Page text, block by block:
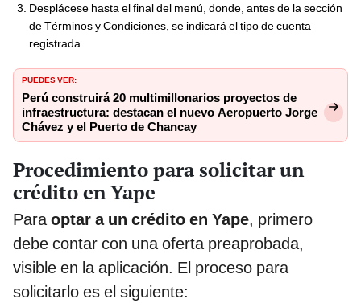
Desplácese hasta el final del menú, donde, antes de la sección
de Términos y Condiciones, se indicará el tipo de cuenta
registrada.
PUEDES VER:
Perú construirá 20 multimillonarios proyectos de
infraestructura: destacan el nuevo Aeropuerto Jorge
Chávez y el Puerto de Chancay
Procedimiento para solicitar un
crédito en Yape
Paraoptar a un crédito en Yape, primero
debe contar con una oferta preaprobada,
visible en la aplicación. El proceso para
solicitarlo es el siguiente: